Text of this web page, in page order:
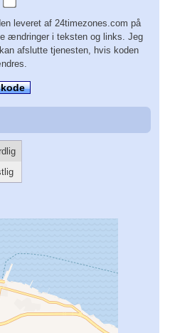
leveret af 24timezones.com på
ændringer i teksten og links. Jeg
afslutte tjenesten, hvis koden